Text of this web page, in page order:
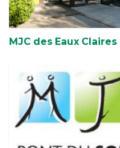
MJC des Eaux Claires